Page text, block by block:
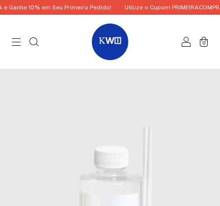
10% em Seu Primeiro Pedido! Utilize o Cupom
0